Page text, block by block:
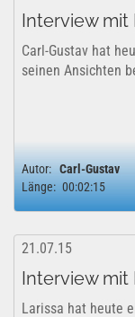
Interview mit
Carl-Gustav hat
seinen Ansichten
Autor: Carl-Gustav
Länge: 00:02:15
21.07.15
Interview mit
Larissa hat heute